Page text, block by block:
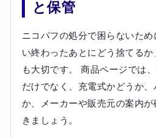
と保管
ニコパフの処分で困らないた
い終わったあとにどう捨てる
も大切です。 商品ページでは
だけでなく、充電式かどうか、
か、メーカーや販売元の案内
きましょう。